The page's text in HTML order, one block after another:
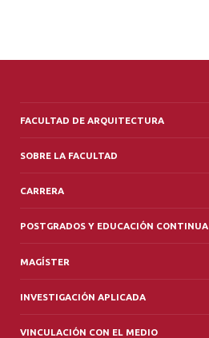
FACULTAD DE ARQUITECTURA
SOBRE LA FACULTAD
CARRERA
POSTGRADOS Y EDUCACIÓN CONTINUA
MAGÍSTER
INVESTIGACIÓN APLICADA
VINCULACIÓN CON EL MEDIO